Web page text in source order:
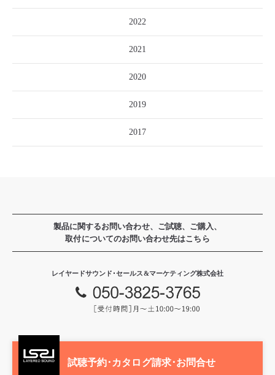
2022
2021
2020
2019
2017
製品に関するお問い合わせ、ご試聴、ご購入、
取付についてのお問い合わせ先はこちら
レイヤードサウンド･セールス&マーケティング株式会社
試聴予約･カタログ請求･お問合せ